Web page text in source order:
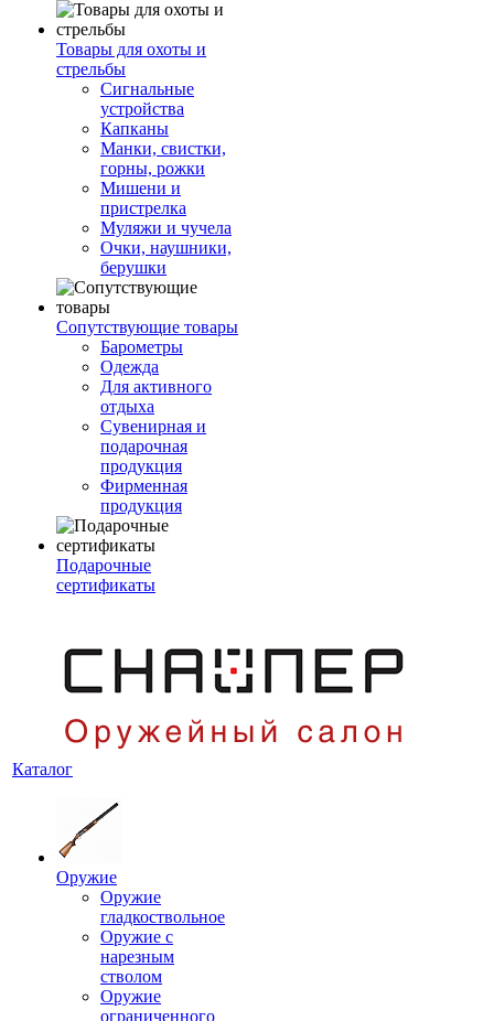
Товары для охоты и
стрельбы
Сигнальные
устройства
Капканы
Манки, свистки,
горны, рожки
Мишени и
пристрелка
Муляжи и чучела
Очки, наушники,
берушки
Сопутствующие товары
Барометры
Одежда
Для активного
отдыха
Сувенирная и
подарочная
продукция
Фирменная
продукция
Подарочные
сертификаты
Каталог
Оружие
Оружие
гладкоствольное
Оружие с
нарезным
стволом
Оружие
ограниченного